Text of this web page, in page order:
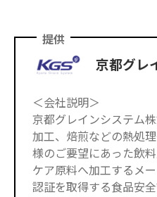
提供
京都グレ
＜会社説明＞
京都グレインシステム
加工、焙煎などの熱処
様のご要望にあった飲
ケア原料へ加工するメ
認証を取得する食品安